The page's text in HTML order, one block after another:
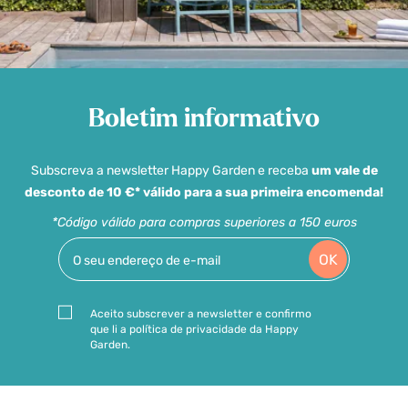
Boletim informativo
Subscreva a newsletter Happy Garden e receba um vale de
desconto de 10 €* válido para a sua primeira encomenda!
*Código válido para compras superiores a 150 euros
OK
Aceito subscrever a newsletter e confirmo
que li a política de privacidade da Happy
Garden.